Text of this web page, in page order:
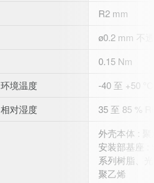
R2 mm
ø0.2 mm 不
0.15 Nm
环境温度
-40 至 +50
相对湿度
35 至 85 %
外壳本体 :
安装部基座 :
系列树脂、
聚乙烯